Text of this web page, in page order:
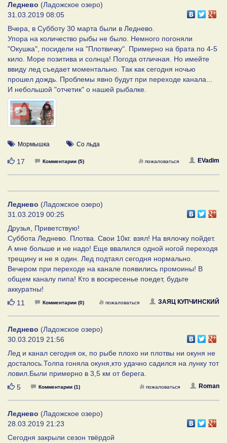
Леднево (Ладожское озеро)
31.03.2019 08:05
Вчера, в Субботу 30 марта были в Леднево.
Упора на количество рыбы не было. Немного погоняли
"Окушка", посидели на "Плотвичку". Примерно на брата по 4-5
кило. Море позитива и солнца! Погода отличная. Но имейте
ввиду лед съедает моментально. Так как сегодня ночью
прошел дождь. Проблемы явно будут при переходе канала...
И небольшой "отчетик" о нашей рыбалке.
Мормышка Со льда
Нравится
17 Комментарии (5) EVadim
пожаловаться
Леднево (Ладожское озеро)
31.03.2019 00:25
Друзья, Приветствую!
Суббота Леднево. Плотва. Свои 10кг. взял! На вялочку пойдет.
А мне больше и не надо! Еще ввалился одной ногой переходя
трещину и не я один. Лед подтаял сегодня нормально.
Вечером при переходе на канале появились промоины! В
общем каналу пипа! Кто в воскресенье поедет, будьте
аккуратны!
Нравится
11 Комментарии (0) ЗАЯЦ КУПЧИНСКИЙ
пожаловаться
Леднево (Ладожское озеро)
30.03.2019 21:56
Лед и канал сегодня ок, по рыбе плохо ни плотвы ни окуня не
досталось.Толпа гоняла окуня,кто удачно садился на лунку тот
ловил.Были примерно в 3,5 км от берега.
Нравится
5 Комментарии (1) Roman
пожаловаться
Леднево (Ладожское озеро)
28.03.2019 21:23
Сегодня закрыли сезон твёрдой